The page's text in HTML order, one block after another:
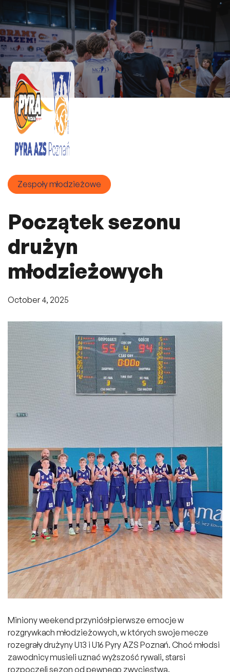
Zespoły młodzieżowe
Początek sezonu
drużyn
młodzieżowych
October 4, 2025
Miniony weekend przyniósł pierwsze emocje w
rozgrywkach młodzieżowych, w których swoje mecze
rozegrały drużyny U13 i U16 Pyry AZS Poznań. Choć młodsi
zawodnicy musieli uznać wyższość rywali, starsi
rozpoczęli sezon od pewnego zwycięstwa.